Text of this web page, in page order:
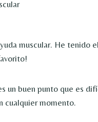
muscular. He tenido
un buen punto que es
cualquier momento.